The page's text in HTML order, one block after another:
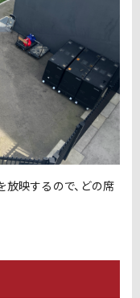
映するので、どの席